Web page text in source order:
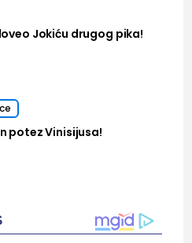
Jokiću drugog pika!
potez Vinisijusa!